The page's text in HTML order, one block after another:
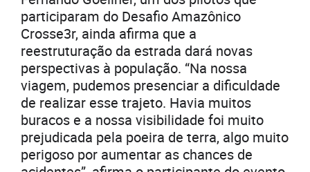
participaram do Desafio Amazônico
Crosse3r, ainda afirma que a
reestruturação da estrada dará novas
perspectivas à população. “Na nossa
viagem, pudemos presenciar a dificuldade
de realizar esse trajeto. Havia muitos
buracos e a nossa visibilidade foi muito
prejudicada pela poeira de terra, algo muito
perigoso por aumentar as chances de